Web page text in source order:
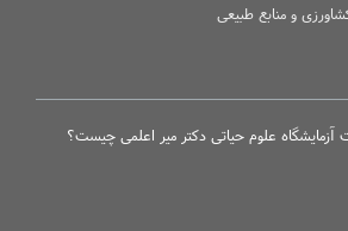
و منابع طبیعی
علوم حیاتی دکتر میر اعلمی چیست؟